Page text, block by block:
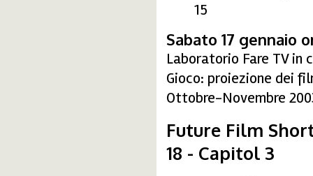
15
Sabato 17 gennaio
Laboratorio Fare TV in
Gioco: proiezione dei
Ottobre-Novembre
Future Film
18 - Capitol 3